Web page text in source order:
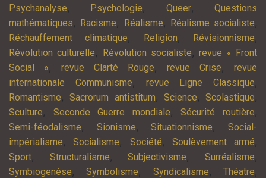
Psychanalyse, Psychologie, Queer,Questions
mathématiques, Racisme, Réalisme, Réalisme socialiste,
Réchauffement climatique, Religion, Révisionnisme,
Révolution culturelle, Révolution socialiste,revue « Front
Social », revue Clarté Rouge, revue Crise, revue
internationale Communisme, revue Ligne Classique,
Romantisme,Sacrorum antistitum, Science, Scolastique,
Sculture, Seconde Guerre mondiale,Sécurité routière,
Semi-féodalisme, Sionisme,Situationnisme,Social-
impérialisme,Socialisme, Société, Soulèvement armé,
Sport, Structuralisme,Subjectivisme,Surréalisme,
Symbiogenèse,Symbolisme, Syndicalisme,Théatre,